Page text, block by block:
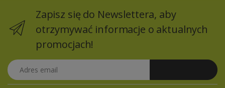
Zapisz się do Newslettera, aby
otrzymywać informacje o aktualnych
promocjach!
Adres email